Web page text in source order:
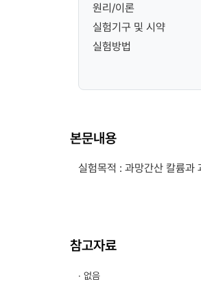
원리/이론
실험기구 및 시약
실험방법
본문내용
실험목적 : 과망간산 칼륨과
참고자료
· 없음